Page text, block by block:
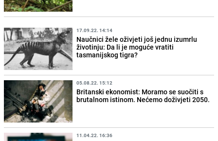
17.09.22. 14:14
Naučnici žele oživjeti još jednu izumrlu
životinju: Da li je moguće vratiti
tasmanijskog tigra?
05.08.22. 15:12
Britanski ekonomist: Moramo se suočiti s
brutalnom istinom. Nećemo doživjeti 2050.
11.04.22. 16:36